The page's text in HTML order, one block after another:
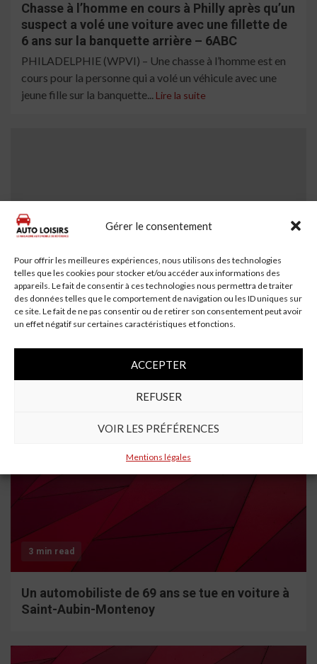
Gérer le consentement
Pour offrir les meilleures expériences, nous utilisons des technologies
telles que les cookies pour stocker et/ou accéder aux informations des
appareils. Le fait de consentir à ces technologies nous permettra de traiter
des données telles que le comportement de navigation ou les ID uniques sur
ce site. Le fait de ne pas consentir ou de retirer son consentement peut avoir
un effet négatif sur certaines caractéristiques et fonctions.
ACCEPTER
REFUSER
VOIR LES PRÉFÉRENCES
Mentions légales
Chasse à l’homme en cours à Philly après qu’un
suspect a volé une voiture avec une fillette de
6 ans sur la banquette arrière – 6ABC
PHILADELPHIE (WPVI) – Une chasse à l’homme est en
cours pour la personne qui a volé un véhicule avec une
jeune fille sur la banquette... Lire la suite
2 min read
fillette de 9 ans meurt un jour après un
accident de voiture en Cisjordanie qui a tué
son frère | Le temps d’Israël
Une fillette de neuf ans est décédée des suites de ses
blessures samedi, un jour après qu’elle et sa famille ont
été impliquées dans un...Lire la suite
3 min read
Un automobiliste de 69 ans se tue en voiture à
Saint-Aubin-Montenoy